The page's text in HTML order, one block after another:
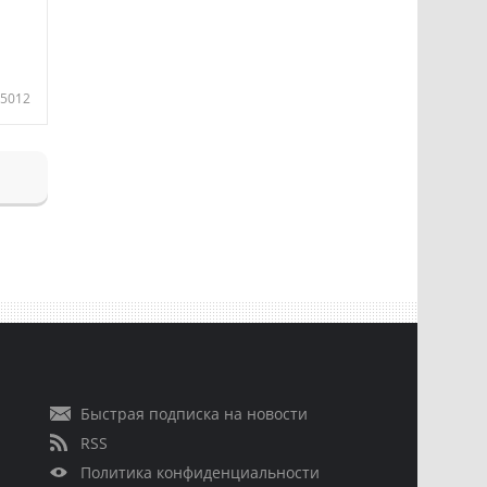
5012
Быстрая подписка на новости
RSS
Политика конфиденциальности